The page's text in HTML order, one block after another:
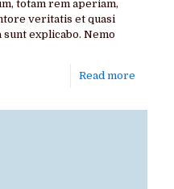
totam rem aperiam,
veritatis et quasi
explicabo. Nemo
Read more